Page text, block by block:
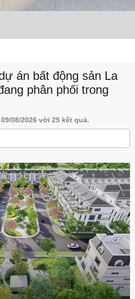
án bất động sản La
phân phối trong
08/2026 với 25 kết quả.